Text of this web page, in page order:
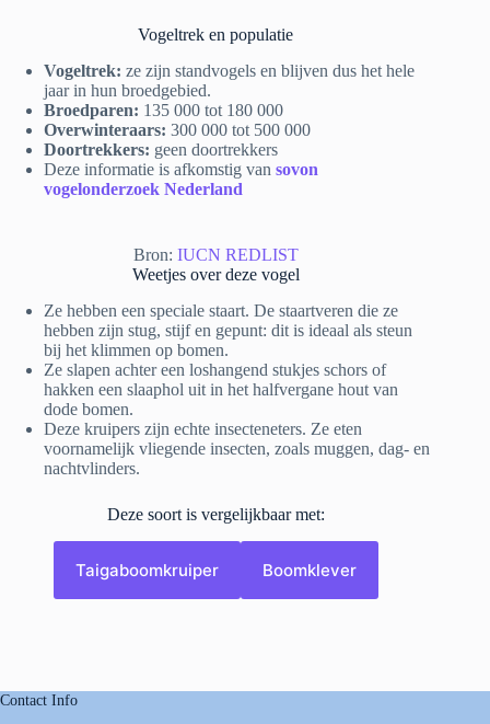
Vogeltrek en populatie
Vogeltrek: ze zijn standvogels en blijven dus het hele
jaar in hun broedgebied.
Broedparen: 135 000 tot 180 000
Overwinteraars: 300 000 tot 500 000
Doortrekkers: geen doortrekkers
Deze informatie is afkomstig van sovon
vogelonderzoek Nederland
Bron: IUCN REDLIST
Weetjes over deze vogel
Ze hebben een speciale staart. De staartveren die ze
hebben zijn stug, stijf en gepunt: dit is ideaal als steun
bij het klimmen op bomen.
Ze slapen achter een loshangend stukjes schors of
hakken een slaaphol uit in het halfvergane hout van
dode bomen.
Deze kruipers zijn echte insecteneters. Ze eten
voornamelijk vliegende insecten, zoals muggen, dag- en
nachtvlinders.
Deze soort is vergelijkbaar met:
Taigaboomkruiper Boomklever
Contact Info